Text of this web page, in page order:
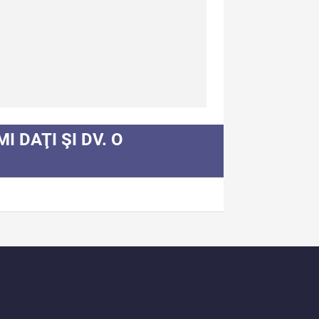
culturală III (2024)
- Revista de
culturală II (2023)
DAŢI ŞI DV. O